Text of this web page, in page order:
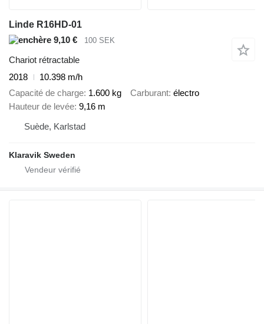
Linde R16HD-01
9,10 €
100 SEK
Chariot rétractable
2018
10.398 m/h
Capacité de charge 1.600 kg Carburant électro
Hauteur de levée 9,16 m
Suède, Karlstad
Klaravik Sweden